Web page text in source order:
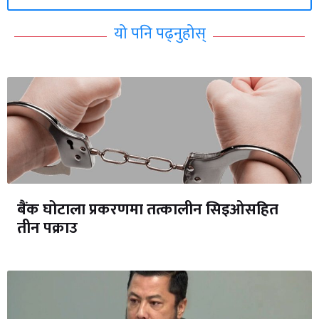
यो पनि पढ्नुहोस्
बैंक घोटाला प्रकरणमा तत्कालीन सिइओसहित
तीन पक्राउ